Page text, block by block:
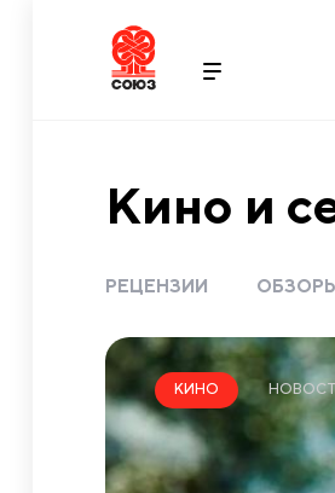
Кино и
РЕЦЕНЗИИ
КИНО